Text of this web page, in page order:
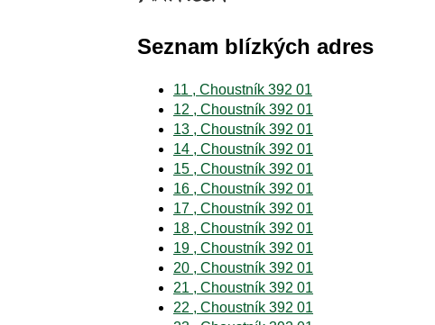
Seznam blízkých adres
11 , Choustník 392 01
12 , Choustník 392 01
13 , Choustník 392 01
14 , Choustník 392 01
15 , Choustník 392 01
16 , Choustník 392 01
17 , Choustník 392 01
18 , Choustník 392 01
19 , Choustník 392 01
20 , Choustník 392 01
21 , Choustník 392 01
22 , Choustník 392 01